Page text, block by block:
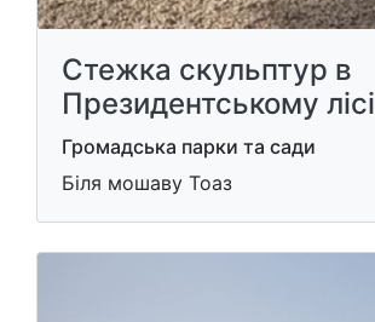
Стежка скульптур в
Президентському лісі
Громадська парки та сади
Біля мошаву Тоаз